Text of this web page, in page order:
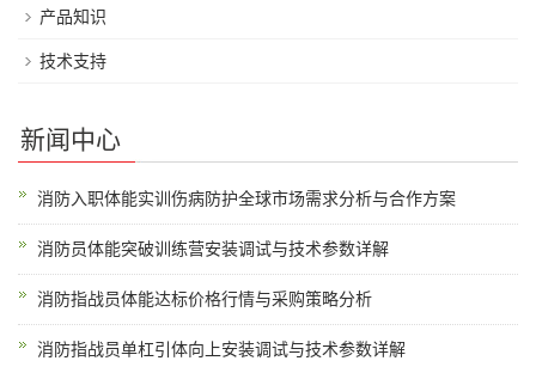
产品知识
技术支持
新闻中心
消防入职体能实训伤病防护全球市场需求分析与合作方案
消防员体能突破训练营安装调试与技术参数详解
消防指战员体能达标价格行情与采购策略分析
消防指战员单杠引体向上安装调试与技术参数详解